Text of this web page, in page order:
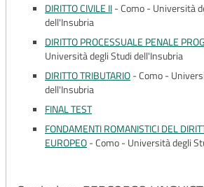
DIRITTO CIVILE II-Como - Università
dell'Insubria
DIRITTO PROCESSUALE PENALE
Università degli Studi dell'Insubria
DIRITTO TRIBUTARIO-Como -
dell'Insubria
FINAL TEST
FONDAMENTI ROMANISTICI DEL
EUROPEO-Como - Università degli